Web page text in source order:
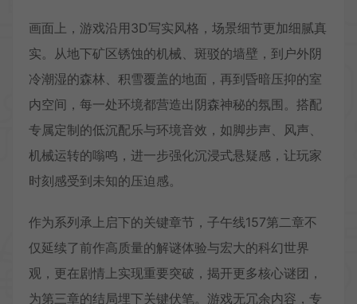
画面上，游戏沿用3D写实风格，场景细节更加细腻真
实。从地下矿区锈蚀的机械、斑驳的墙壁，到户外阴
冷潮湿的森林、积雪覆盖的地面，再到昏暗压抑的室
内空间，每一处环境都营造出阴森神秘的氛围。搭配
专属定制的低沉配乐与环境音效，如脚步声、风声、
机械运转的嗡鸣，进一步强化沉浸式悬疑感，让玩家
时刻感受到未知的压迫感。
作为系列承上启下的关键章节，子午线157第二章不
仅延续了前作高质量的解谜体验与宏大的科幻世界
观，更在剧情上实现重要突破，揭开更多核心谜团，
为第三章的结局埋下关键伏笔。游戏无冗余内容，专